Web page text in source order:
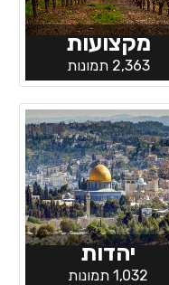
מקצועות
2,363 תמונות
יהדות
1,032 תמונות